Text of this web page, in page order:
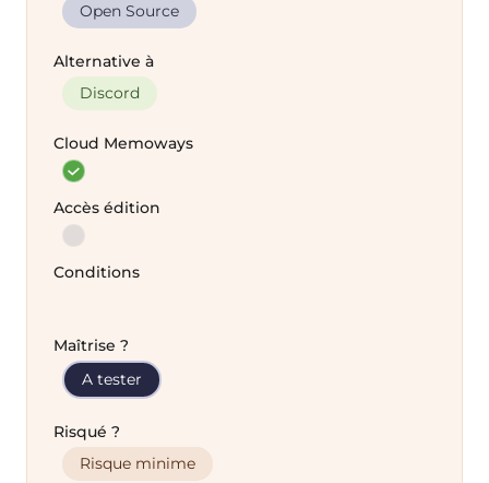
Open Source
Alternative à
Discord
Cloud Memoways
Accès édition
Conditions
Maîtrise ?
A tester
Risqué ?
Risque minime